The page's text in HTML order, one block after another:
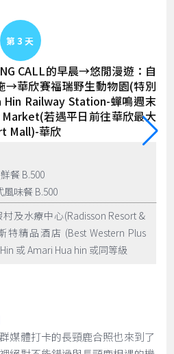
Day 3
CALL的早晨→悠閒漫遊：自
→華欣賽福瑞野生動物園(特別
Railway Station-蟬鳴週末
若遇平日前往華欣最大
Mall)-華欣
餐 B.500
風味餐 B.500
村及水療中心(Radisson Resort &
特精品酒店 (Best Western Plus
或 Amari Hua hin 或同等級
媒體打卡的長頸鹿合照也來到了